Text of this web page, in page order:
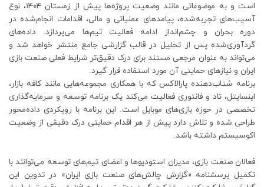
است و به موضوعاتی مانند وضعیت پروژه‌ها پیش از زمستان ۱۴۰۴، نوع
آسیب‌های تجربه‌شده، پیامدهای عملیاتی و مالی، اقدامات انجام‌شده در
دوره بحران و چشم‌انداز ادامه فعالیت تیم‌ها می‌پردازد. داده‌های
گردآوری‌شده پس از تحلیل در قالب گزارشی جامع منتشر خواهد شد و
می‌تواند به عنوان مرجعی مستند برای درک دقیق‌تر شرایط فعلی صنعت بازی
ایران و نیازهای حمایتی آن مورد استفاده قرار گیرد.
برنامه شتاب‌دهنده پارالاکس که با همکاری مجموعه‌هایی مانند کافه بازار،
اینسایتل، تاد و فانتوری فعالیت می‌کند یک برنامه توسعه و سرمایه‌گذاری
تخصصی در حوزه بازی‌های موبایل است. این برنامه با رویکردی داده‌محور
طراحی شده و تلاش دارد پیش از هر اقدام حمایتی درک دقیقی از وضعیت
اکوسیستم داشته باشد.
فعالان صنعت بازی، مدیران استودیوها و اعضای تیم‌های توسعه می‌توانند با
تکمیل پرسشنامه «گزارش چالش‌های صنعت بازی ایران» در تدوین این